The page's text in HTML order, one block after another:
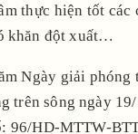
thực hiện tốt
khăn đột xuất…
Ngày giải
sông ngày
HD-MTTW-